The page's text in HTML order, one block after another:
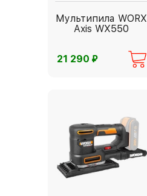
Мультипила WORX
Axis WX550
21 290 ⃏